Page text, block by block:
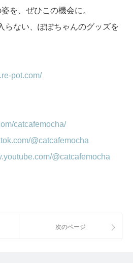
を、ぜひこの機会に。
らない、ぽぽちゃんのグッズを
pot.com/
catcafemocha/
@catcafemocha
@catcafemocha
次のページ